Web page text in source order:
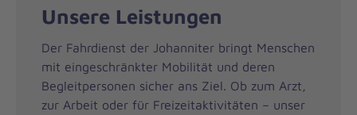
Unsere Leistungen
Der Fahrdienst der Johanniter bringt Menschen
mit eingeschränkter Mobilität und deren
Begleitpersonen sicher ans Ziel. Ob zum Arzt,
zur Arbeit oder für Freizeitaktivitäten – unser